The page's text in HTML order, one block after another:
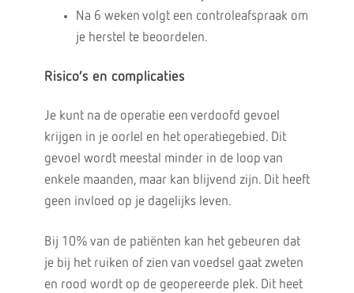
Na 6 weken volgt een controleafspraak om
je herstel te beoordelen.
Risico’s en complicaties
Je kunt na de operatie een verdoofd gevoel
krijgen in je oorlel en het operatiegebied. Dit
gevoel wordt meestal minder in de loop van
enkele maanden, maar kan blijvend zijn. Dit heeft
geen invloed op je dagelijks leven.
Bij 10% van de patiënten kan het gebeuren dat
je bij het ruiken of zien van voedsel gaat zweten
en rood wordt op de geopereerde plek. Dit heet